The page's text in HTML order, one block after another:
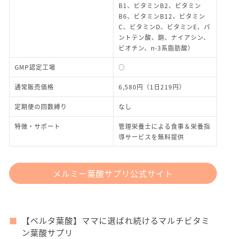
B1、ビタミンB2、ビタミン
B6、ビタミンB12、ビタミン
C、ビタミンD、ビタミンE、パ
ントテン酸、銅、ナイアシン、
ビオチン、n-3系脂肪酸）
GMP認定工場 ○
通常販売価格 6,580円（1日219円）
定期便の回数縛り なし
特徴・サポート
管理栄養士による食事＆栄養指
導サービスを無料提供
メルミー葉酸サプリ公式サイト
【ベルタ葉酸】ママに選ばれ続けるマルチビタミ
ン葉酸サプリ